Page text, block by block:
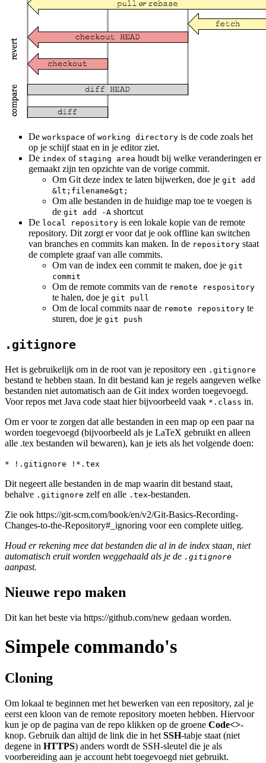
De workspace of working directory is de code zoals het
op je schijf staat en in je editor ziet.
De index of staging area houdt bij welke veranderingen er
gemaakt zijn ten opzichte van de vorige commit.
Om Git deze index te laten bijwerken, doe je git add
&lt;filename&gt;
Om alle bestanden in de huidige map toe te voegen is
de git add -A shortcut
De local repository is een lokale kopie van de remote
repository. Dit zorgt er voor dat je ook offline kan switchen
van branches en commits kan maken. In de repository staat
de complete graaf van alle commits.
Om van de index een commit te maken, doe je git
commit
Om de remote commits van de remote respository
te halen, doe je git pull
Om de local commits naar de remote repository te
sturen, doe je git push
.gitignore
Het is gebruikelijk om in de root van je repository een .gitignore
bestand te hebben staan. In dit bestand kan je regels aangeven welke
bestanden niet automatisch aan de Git index worden toegevoegd.
Voor repos met Java code staat hier bijvoorbeeld vaak *.class in.
Om er voor te zorgen dat alle bestanden in een map op een paar na
worden toegevoegd (bijvoorbeeld als je LaTeX gebruikt en alleen
alle .tex bestanden wil bewaren), kan je iets als het volgende doen:
* !.gitignore !*.tex
Dit negeert alle bestanden in de map waarin dit bestand staat,
behalve .gitignore zelf en alle .tex-bestanden.
Zie ook https://git-scm.com/book/en/v2/Git-Basics-Recording-
Changes-to-the-Repository#_ignoring voor een complete uitleg.
Houd er rekening mee dat bestanden die al in de index staan, niet
automatisch eruit worden weggehaald als je de .gitignore
aanpast.
Nieuwe repo maken
Dit kan het beste via https://github.com/new gedaan worden.
Simpele commando's
Cloning
Om lokaal te beginnen met het bewerken van een repository, zal je
eerst een kloon van de remote repository moeten hebben. Hiervoor
kun je op de pagina van de repo klikken op de groene Code<>-
knop. Gebruik dan altijd de link die in het SSH-tabje staat (niet
degene in HTTPS) anders wordt de SSH-sleutel die je als
voorbereiding aan je account hebt toegevoegd niet gebruikt.